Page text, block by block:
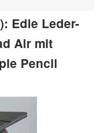
Edle Leder-
Air mit
Pencil